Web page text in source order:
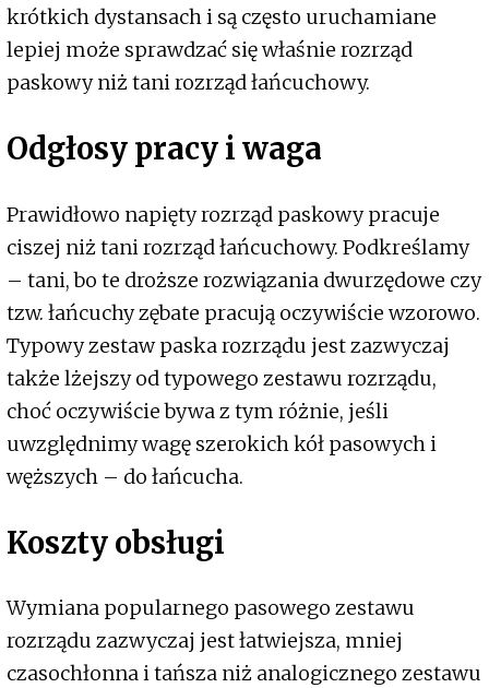
krótkich dystansach i są często uruchamiane
lepiej może sprawdzać się właśnie rozrząd
paskowy niż tani rozrząd łańcuchowy.
Odgłosy pracy i waga
Prawidłowo napięty rozrząd paskowy pracuje
ciszej niż tani rozrząd łańcuchowy. Podkreślamy
– tani, bo te droższe rozwiązania dwurzędowe czy
tzw. łańcuchy zębate pracują oczywiście wzorowo.
Typowy zestaw paska rozrządu jest zazwyczaj
także lżejszy od typowego zestawu rozrządu,
choć oczywiście bywa z tym różnie, jeśli
uwzględnimy wagę szerokich kół pasowych i
węższych – do łańcucha.
Koszty obsługi
Wymiana popularnego pasowego zestawu
rozrządu zazwyczaj jest łatwiejsza, mniej
czasochłonna i tańsza niż analogicznego zestawu